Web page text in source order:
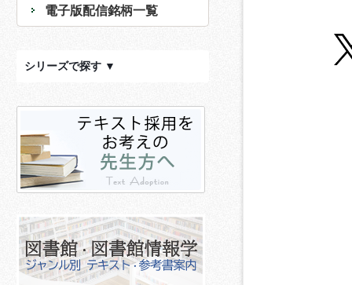
電子版配信銘柄一覧
シリーズで探す ▼